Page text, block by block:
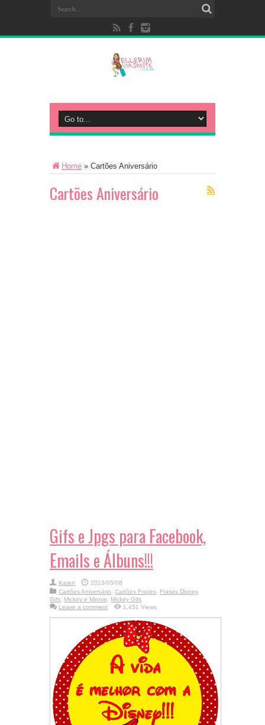
Home » Cartões Aniversário
Cartões Aniversário
Gifs e Jpgs para Facebook,
Emails e Álbuns!!!
Karen
2013/05/08
Cartões Aniversário, Cartões Frases, Frases Disney,
Gifs, Mickey e Minnie, Mickey Gifs
Leave a comment
1,451 Views